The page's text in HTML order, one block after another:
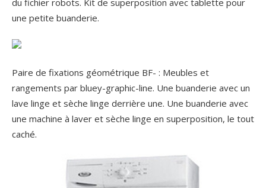
du fichier robots. Kit de superposition avec tablette pour
une petite buanderie.
Paire de fixations géométrique BF- : Meubles et
rangements par bluey-graphic-line. Une buanderie avec un
lave linge et sèche linge derrière une. Une buanderie avec
une machine à laver et sèche linge en superposition, le tout
caché.